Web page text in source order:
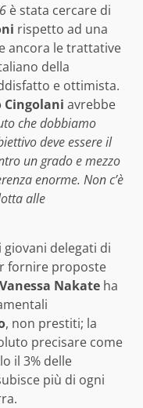
è stata cercare di
rispetto ad una
ancora le trattative
della
e ottimista.
Cingolani avrebbe
che dobbiamo
deve essere il
un grado e mezzo
enorme. Non c’è
alle
giovani delegati di
fornire proposte
Vanessa Nakate ha
, non prestiti; la
precisare come
il 3% delle
più di ogni